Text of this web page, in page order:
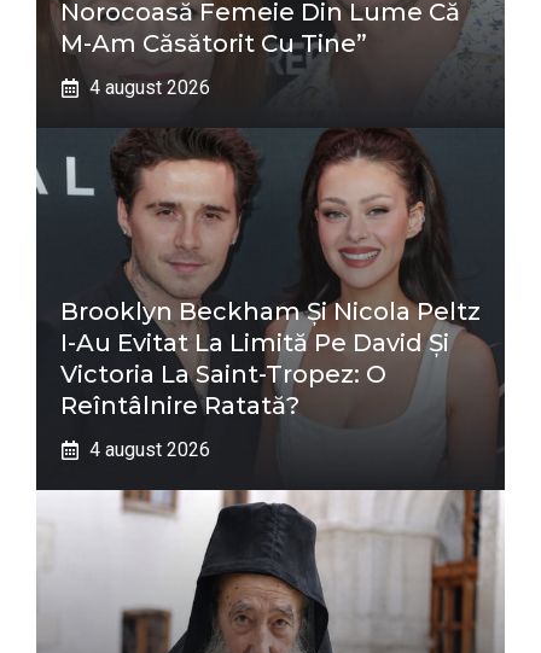
Norocoasă Femeie Din Lume Că
M-Am Căsătorit Cu Tine”
4 august 2026
Brooklyn Beckham Și Nicola Peltz
I-Au Evitat La Limită Pe David Și
Victoria La Saint-Tropez: O
Reîntâlnire Ratată?
4 august 2026